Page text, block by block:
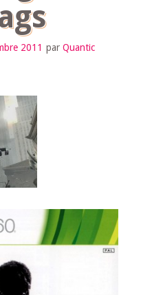
2011 par Quantic